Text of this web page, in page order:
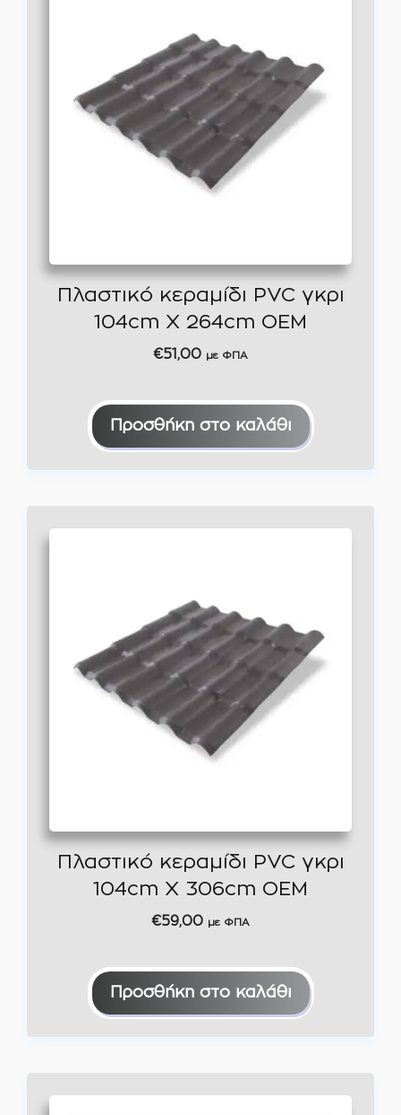
Πλαστικό κεραμίδι PVC γκρι
104cm Χ 264cm ΟΕΜ
€51,00 με ΦΠΑ
Προσθήκη στο καλάθι
Πλαστικό κεραμίδι PVC γκρι
104cm Χ 306cm ΟΕΜ
€59,00 με ΦΠΑ
Προσθήκη στο καλάθι